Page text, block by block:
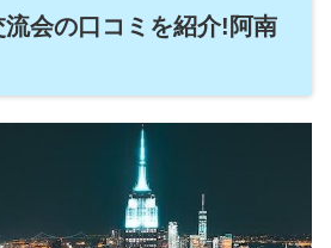
会の口コミを紹介!阿南